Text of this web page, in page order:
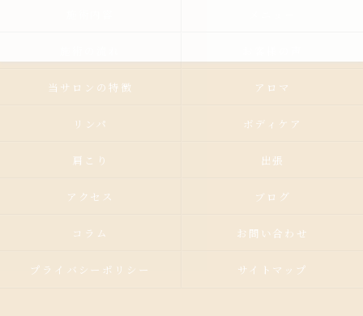
当サロンの特徴 アロマ
リンパ ボディケア
肩こり 出張
アクセス ブログ
コラム お問い合わせ
プライバシーポリシー サイトマップ